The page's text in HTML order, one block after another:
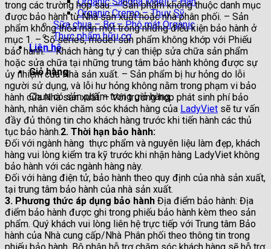
Organic Cremo – Thụy Sỹ
Sữa chua – Bơ – Phô mát Organic
Thực phẩm hữu cơ
Liên hệ
Giỏ hàng
Chưa có sản phẩm trong giỏ hàng.
trong các trường hợp sau: – Sản phẩm không thuộc danh mục
được bảo hành từ Nhà sản xuất hoặc nhà phân phối. – Sản
phẩm không thỏa mãn một trong những điều kiện bảo hành ở
mục 1. – Số series, model sản phẩm không khớp với Phiếu
bảo hành. – Khách hàng tự ý can thiệp sửa chữa sản phẩm
hoặc sửa chữa tại những trung tâm bảo hành không được sự
ủy nhiệm của Nhà sản xuất. – Sản phẩm bị hư hỏng do lỗi
người sử dụng, và lỗi hư hỏng không nằm trong phạm vi bảo
hành của Nhà sản xuất. – Với trường hợp phát sinh phí bảo
hành, nhân viên chăm sóc khách hàng của LadyViet sẽ tư vấn
đầy đủ thông tin cho khách hàng trước khi tiến hành các thủ
tục bảo hành.2. Thời hạn bảo hành:
Đối với ngành hàng thực phẩm và nguyên liệu làm đẹp, khách
hàng vui lòng kiểm tra kỹ trước khi nhận hàng LadyViet không
bảo hành với các ngành hàng này.
Đối với hàng điện tử, bảo hành theo quy định của nhà sản xuất,
tại trung tâm bảo hành của nhà sản xuất.
3. Phương thức áp dụng bảo hành Địa điểm bảo hành: Địa
điểm bảo hành được ghi trong phiếu bảo hành kèm theo sản
phẩm. Quý khách vui lòng liên hệ trực tiếp với Trung tâm Bảo
hành của Nhà cung cấp/Nhà Phân phối theo thông tin trong